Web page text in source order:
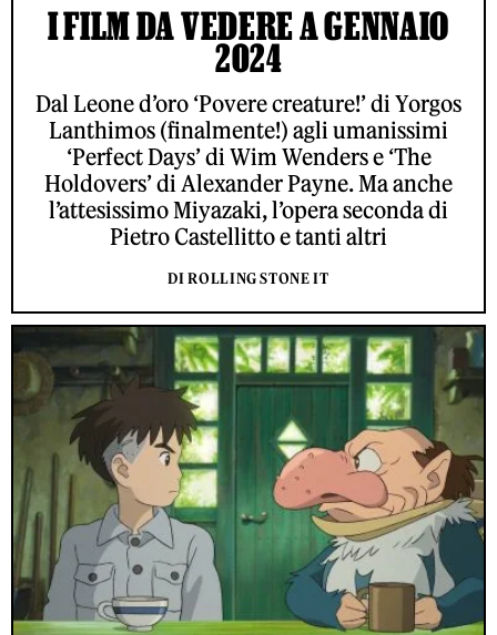
I FILM DA VEDERE A GENNAIO
2024
Dal Leone d’oro ‘Povere creature!’ di Yorgos
Lanthimos (finalmente!) agli umanissimi
‘Perfect Days’ di Wim Wenders e ‘The
Holdovers’ di Alexander Payne. Ma anche
l’attesissimo Miyazaki, l’opera seconda di
Pietro Castellitto e tanti altri
DI ROLLING STONE IT